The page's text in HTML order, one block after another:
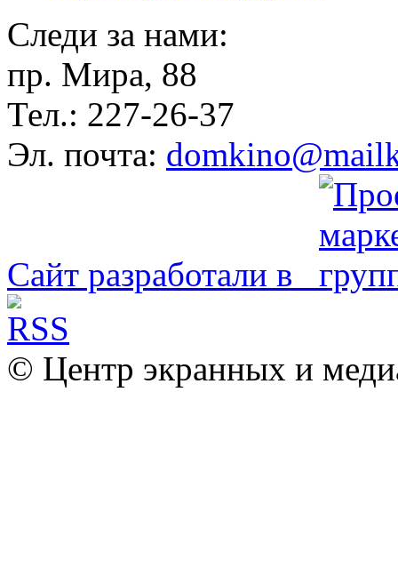
Следи за нами:
пр. Мира, 88
Тел.: 227-26-37
Эл. почта:
Сайт разработали в
© Центр экранных и